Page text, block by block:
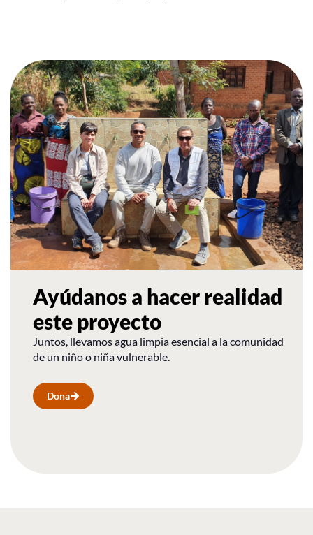
Ayúdanos a hacer realidad
este proyecto
Juntos, llevamos agua limpia esencial a la comunidad
de un niño o niña vulnerable.
Dona